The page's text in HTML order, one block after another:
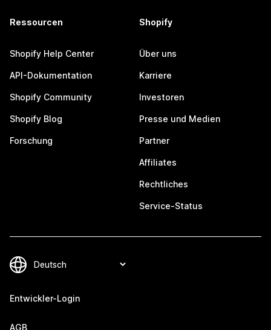
Ressourcen
Shopify Help Center
API-Dokumentation
Shopify Community
Shopify Blog
Forschung
Shopify
Über uns
Karriere
Investoren
Presse und Medien
Partner
Affiliates
Rechtliches
Service-Status
Entwickler-Login
AGB